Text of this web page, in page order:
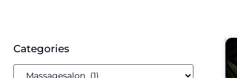
Categories